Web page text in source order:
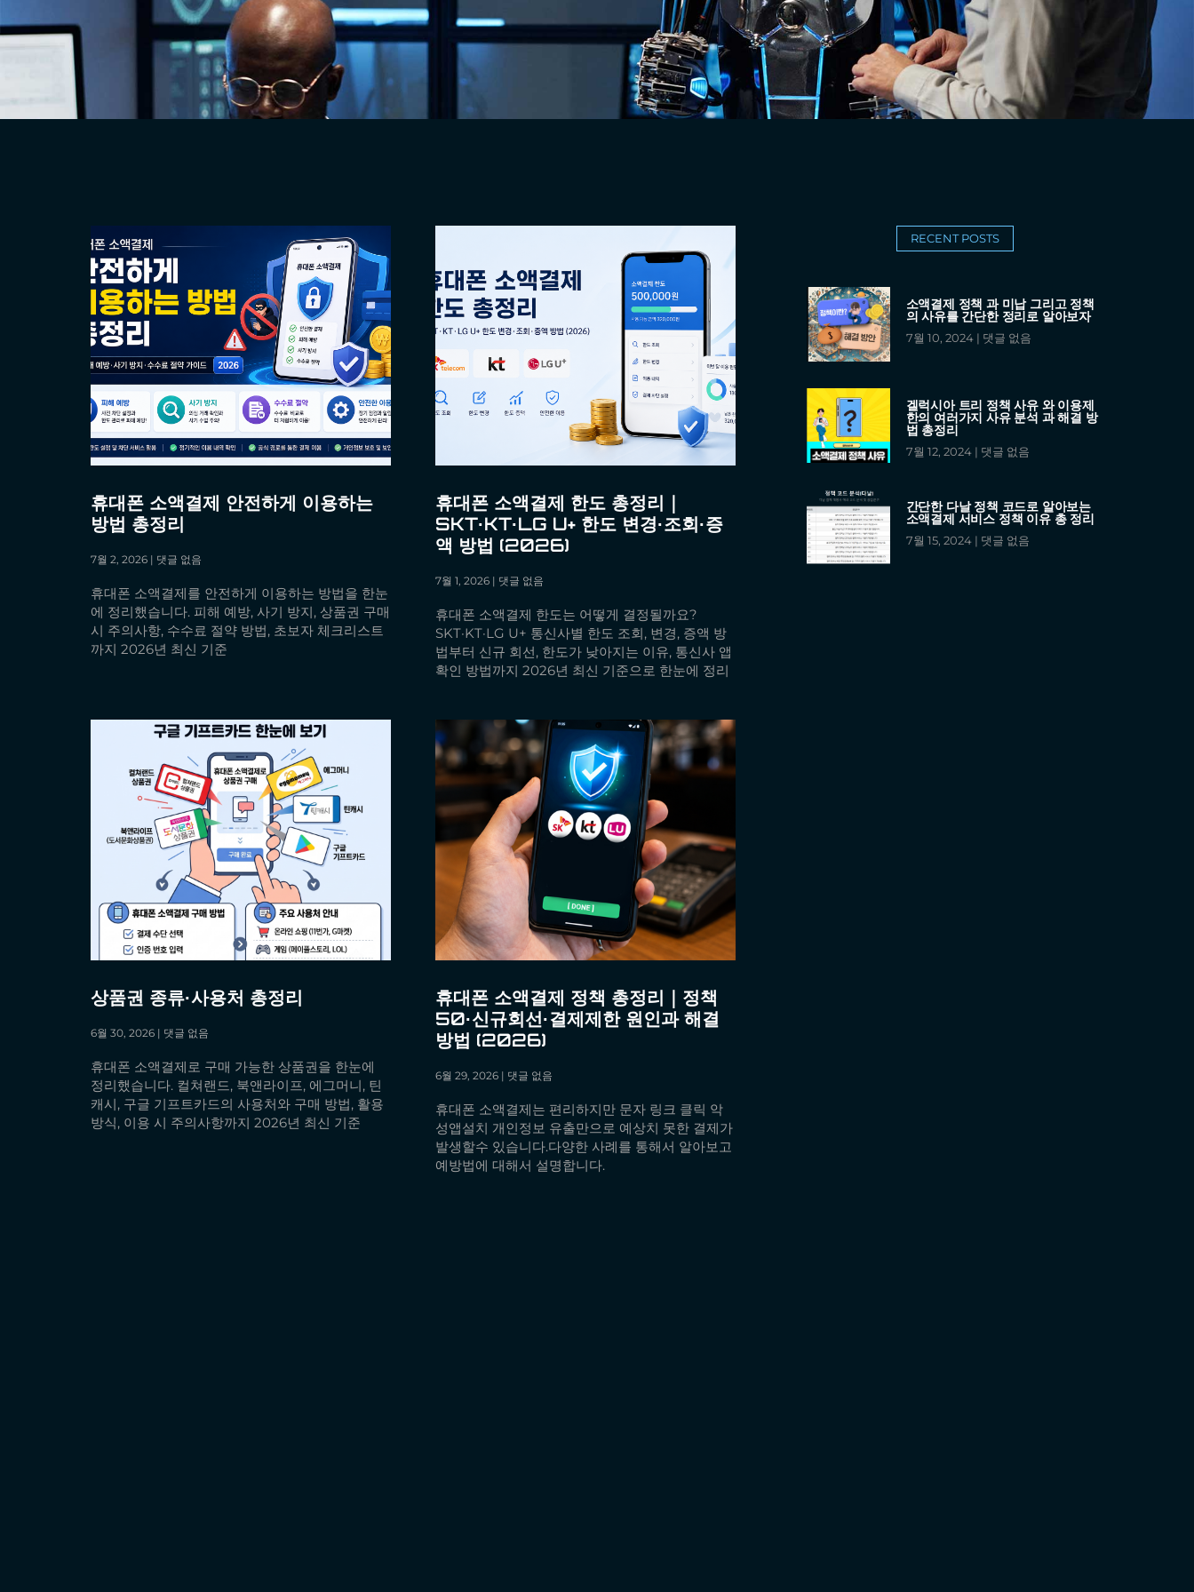
휴대폰 소액결제 안전하게 이용하는
방법 총정리
7월 2, 2026 댓글 없음
휴대폰 소액결제를 안전하게 이용하는 방법을 한눈
에 정리했습니다. 피해 예방, 사기 방지, 상품권 구매
시 주의사항, 수수료 절약 방법, 초보자 체크리스트
까지 2026년 최신 기준
휴대폰 소액결제 한도 총정리｜
SKT·KT·LG U+ 한도 변경·조회·증
액 방법 (2026)
7월 1, 2026 댓글 없음
휴대폰 소액결제 한도는 어떻게 결정될까요?
SKT·KT·LG U+ 통신사별 한도 조회, 변경, 증액 방
법부터 신규 회선, 한도가 낮아지는 이유, 통신사 앱
확인 방법까지 2026년 최신 기준으로 한눈에 정리
상품권 종류·사용처 총정리
6월 30, 2026 댓글 없음
휴대폰 소액결제로 구매 가능한 상품권을 한눈에
정리했습니다. 컬쳐랜드, 북앤라이프, 에그머니, 틴
캐시, 구글 기프트카드의 사용처와 구매 방법, 활용
방식, 이용 시 주의사항까지 2026년 최신 기준
휴대폰 소액결제 정책 총정리｜정책
50·신규회선·결제제한 원인과 해결
방법 (2026)
6월 29, 2026 댓글 없음
휴대폰 소액결제는 편리하지만 문자 링크 클릭 악
성앱설치 개인정보 유출만으로 예상치 못한 결제가
발생할수 있습니다.다양한 사례를 통해서 알아보고
예방법에 대해서 설명합니다.
RECENT POSTS
소액결제 정책 과 미납 그리고 정책
의 사유를 간단한 정리로 알아보자
7월 10, 2024 댓글 없음
겔럭시아 트리 정책 사유 와 이용제
한의 여러가지 사유 분석 과 해결 방
법 총정리
7월 12, 2024 댓글 없음
간단한 다날 정책 코드로 알아보는
소액결제 서비스 정책 이유 총 정리
7월 15, 2024 댓글 없음